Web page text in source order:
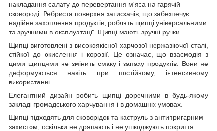
накладання салату до перевертання м'яса на гарячій
сковороді. Ребриста поверхня затискачів, що забезпечує
надійне захоплення продуктів, роблять щипці універсальними
та зручними в експлуатації. Щипці мають зручні ручки.
Щипці виготовлені з високоякісної харчової нержавіючої сталі,
стійкої до окислення і корозії. Це означає, що взаємодія з
цими щипцями не змінить смаку і запаху продуктів. Вони не
деформуються навіть при постійному, інтенсивному
використанні.
Елегантний дизайн робить щипці доречними в будь-якому
закладі громадського харчування і в домашніх умовах.
Щипці підходять для сковорідок та каструль з антипригарним
захистом, оскільки не дряпають і не ушкоджують покриття.